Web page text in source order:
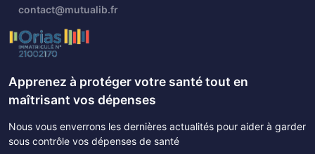
contact@mutualib.fr
Apprenez à protéger votre santé tout en
maîtrisant vos dépenses
Nous vous enverrons les dernières actualités pour aider à garder
sous contrôle vos dépenses de santé